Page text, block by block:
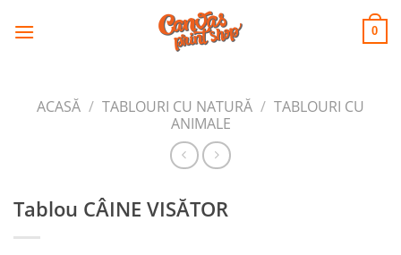
CANVAS
PRINT SHOP 0
ACASĂ / TABLOURI CU NATURĂ / TABLOURI CU
ANIMALE
Tablou CÂINE VISĂTOR